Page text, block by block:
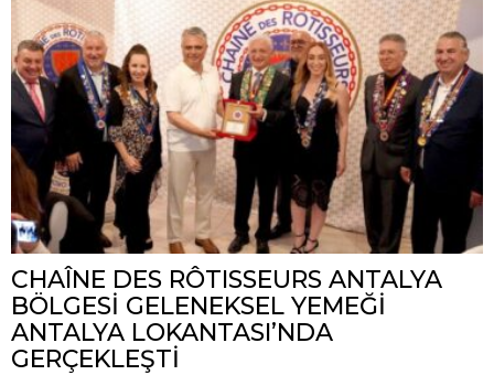
CHAÎNE DES RÔTISSEURS ANTALYA
BÖLGESİ GELENEKSEL YEMEĞİ
ANTALYA LOKANTASI’NDA
GERÇEKLEŞTİ